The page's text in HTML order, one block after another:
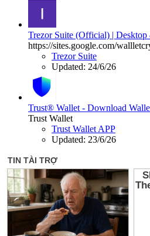
Trezor Suite (Official) |
https://sites.google.com/
Trezor Suite
Updated: 24/6/26
Trust® Wallet - Download
Trust Wallet
Trust Wallet APP
Updated: 23/6/26